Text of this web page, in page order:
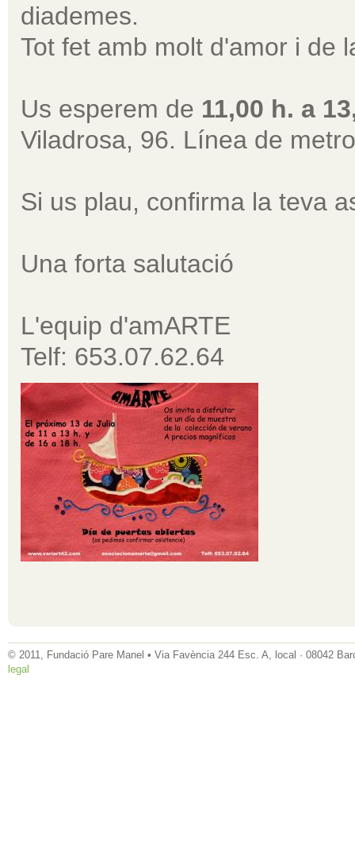
diademes.
Tot fet amb molt d'amor i de
Us esperem de 11,00 h. a
Viladrosa, 96. Línea de
Si us plau, confirma la teva
Una forta salutació
L'equip d'amARTE
Telf: 653.07.62.64
© 2011, Fundació Pare Manel • Via Favència 244 Esc. A, local · 08042
legal